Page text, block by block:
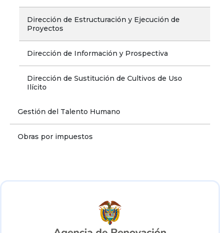
Dirección de Estructuración y Ejecución de
Proyectos
Dirección de Información y Prospectiva
Dirección de Sustitución de Cultivos de Uso
Ilícito
Gestión del Talento Humano
Obras por impuestos